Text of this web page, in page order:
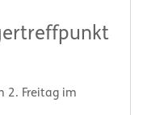
2. Freitag im